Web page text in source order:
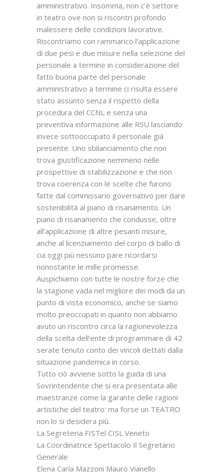
amministrativo. Insomma, non c’è settore
in teatro ove non si riscontri profondo
malessere delle condizioni lavorative.
Riscontriamo con rammarico l’applicazione
di due pesi e due misure nella selezione del
personale a termine in considerazione del
fatto buona parte del personale
amministrativo a termine ci risulta essere
stato assunto senza il rispetto della
procedura del CCNL e senza una
preventiva informazione alle RSU lasciando
invece sottooccupato il personale già
presente. Uno sbilanciamento che non
trova giustificazione nemmeno nelle
prospettive di stabilizzazione e che non
trova coerenza con le scelte che furono
fatte dal commissario governativo per dare
sostenibilità al piano di risanamento. Un
piano di risanamento che condusse, oltre
all’applicazione di altre pesanti misure,
anche al licenziamento del corpo di ballo di
cui oggi più nessuno pare ricordarsi
nonostante le mille promesse.
Auspichiamo con tutte le nostre forze che
la stagione vada nel migliore dei modi da un
punto di vista economico, anche se siamo
molto preoccupati in quanto non abbiamo
avuto un riscontro circa la ragionevolezza
della scelta dell’ente di programmare di 42
serate tenuto conto dei vincoli dettati dalla
situazione pandemica in corso.
Tutto ciò avviene sotto la guida di una
Sovrintendente che si era presentata alle
maestranze come la garante delle ragioni
artistiche del teatro: ma forse un TEATRO
non lo si desidera più.
La Segreteria FISTel CISL Veneto
La Coordinatrice Spettacolo Il Segretario
Generale
Elena Carla Mazzoni Mauro Vianello